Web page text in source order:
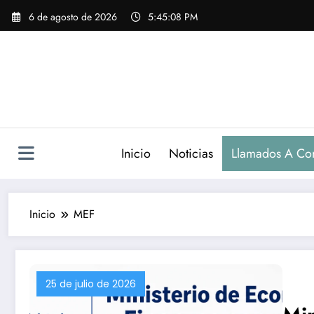
Saltar
6 de agosto de 2026 5:45:09 PM
Inicio Noticias Llamados A
Inicio MEF
25 de julio de 2026